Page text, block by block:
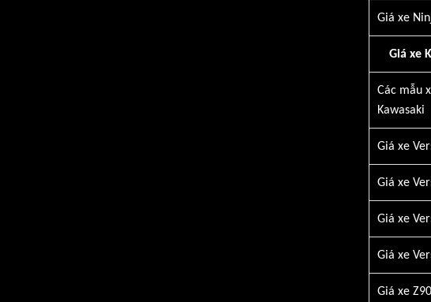
Giá xe
Giá xe
Các mẫu
Kawasaki
Giá xe
Giá xe
Giá xe
Giá xe
Giá xe